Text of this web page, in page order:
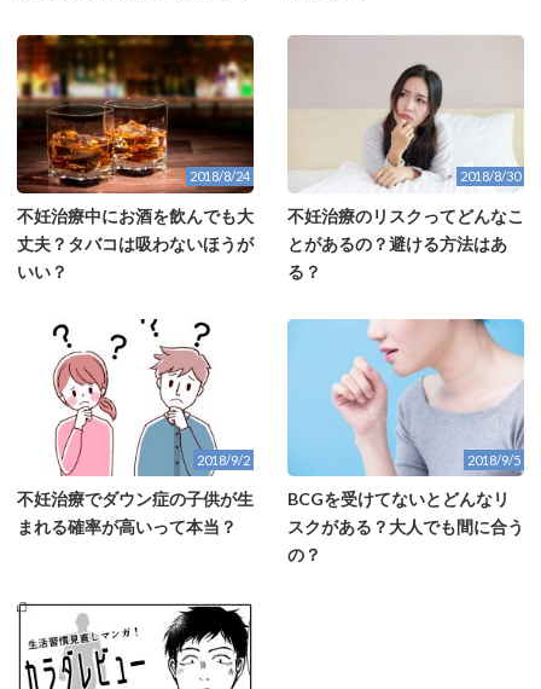
2018/8/24
不妊治療中にお酒を飲んでも大
丈夫？タバコは吸わないほうが
いい？
2018/8/30
不妊治療のリスクってどんなこ
とがあるの？避ける方法はあ
る？
2018/9/2
不妊治療でダウン症の子供が生
まれる確率が高いって本当？
2018/9/5
BCGを受けてないとどんなリ
スクがある？大人でも間に合う
の？